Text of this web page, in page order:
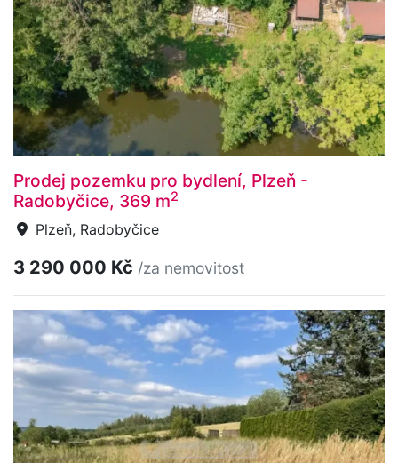
Prodej pozemku pro bydlení, Plzeň -
Radobyčice, 369 m2
Plzeň, Radobyčice
3 290 000 Kč /za nemovitost